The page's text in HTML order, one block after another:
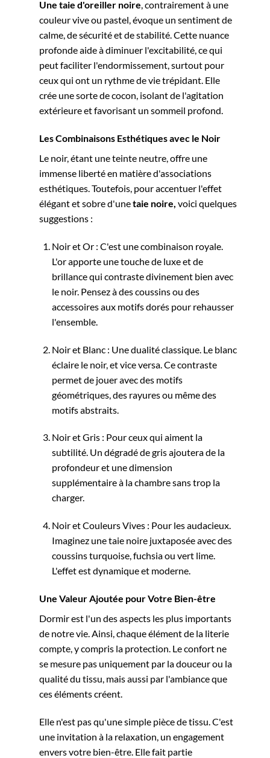
Une taie d'oreiller noire, contrairement à une
couleur vive ou pastel, évoque un sentiment de
calme, de sécurité et de stabilité. Cette nuance
profonde aide à diminuer l'excitabilité, ce qui
peut faciliter l'endormissement, surtout pour
ceux qui ont un rythme de vie trépidant. Elle
crée une sorte de cocon, isolant de l'agitation
extérieure et favorisant un sommeil profond.
Les Combinaisons Esthétiques avec le Noir
Le noir, étant une teinte neutre, offre une
immense liberté en matière d'associations
esthétiques. Toutefois, pour accentuer l'effet
élégant et sobre d'unetaie noire, voici quelques
suggestions :
Noir et Or : C'est une combinaison royale.
L'or apporte une touche de luxe et de
brillance qui contraste divinement bien avec
le noir. Pensez à des coussins ou des
accessoires aux motifs dorés pour rehausser
l'ensemble.
Noir et Blanc : Une dualité classique. Le blanc
éclaire le noir, et vice versa. Ce contraste
permet de jouer avec des motifs
géométriques, des rayures ou même des
motifs abstraits.
Noir et Gris : Pour ceux qui aiment la
subtilité. Un dégradé de gris ajoutera de la
profondeur et une dimension
supplémentaire à la chambre sans trop la
charger.
Noir et Couleurs Vives : Pour les audacieux.
Imaginez une taie noire juxtaposée avec des
coussins turquoise, fuchsia ou vert lime.
L'effet est dynamique et moderne.
Une Valeur Ajoutée pour Votre Bien-être
Dormir est l'un des aspects les plus importants
de notre vie. Ainsi, chaque élément de la literie
compte, y compris la protection. Le confort ne
se mesure pas uniquement par la douceur ou la
qualité du tissu, mais aussi par l'ambiance que
ces éléments créent.
Elle n'est pas qu'une simple pièce de tissu. C'est
une invitation à la relaxation, un engagement
envers votre bien-être. Elle fait partie